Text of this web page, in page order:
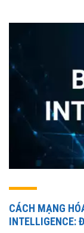
CÁCH MẠNG
INTELLIGENCE: